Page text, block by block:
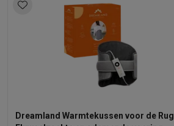
Dreamland Warmtekussen voor de Rug